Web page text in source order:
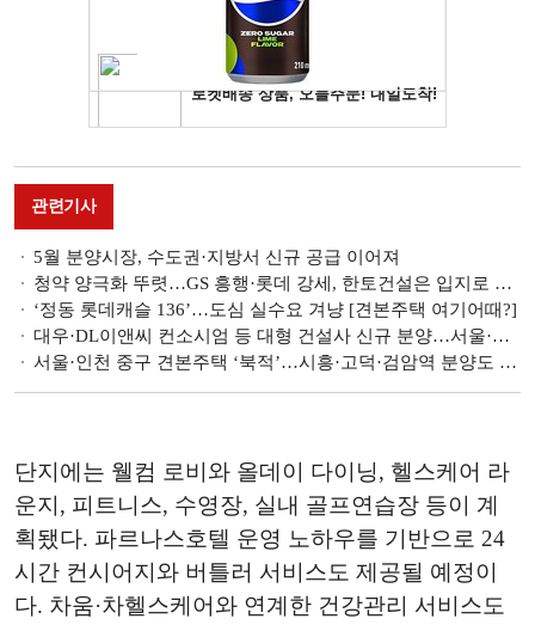
관련기사
5월 분양시장, 수도권·지방서 신규 공급 이어져
청약 양극화 뚜렷…GS 흥행·롯데 강세, 한토건설은 입지로 승부
‘정동 롯데캐슬 136’…도심 실수요 겨냥 [견본주택 여기어때?]
대우·DL이앤씨 컨소시엄 등 대형 건설사 신규 분양…서울·수도권·지방 공급
서울·인천 중구 견본주택 ‘북적’…시흥·고덕·검암역 분양도 본격화
단지에는 웰컴 로비와 올데이 다이닝, 헬스케어 라
운지, 피트니스, 수영장, 실내 골프연습장 등이 계
획됐다. 파르나스호텔 운영 노하우를 기반으로 24
시간 컨시어지와 버틀러 서비스도 제공될 예정이
다. 차움·차헬스케어와 연계한 건강관리 서비스도